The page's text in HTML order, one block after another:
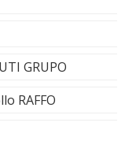
GRUPO
RAFFO